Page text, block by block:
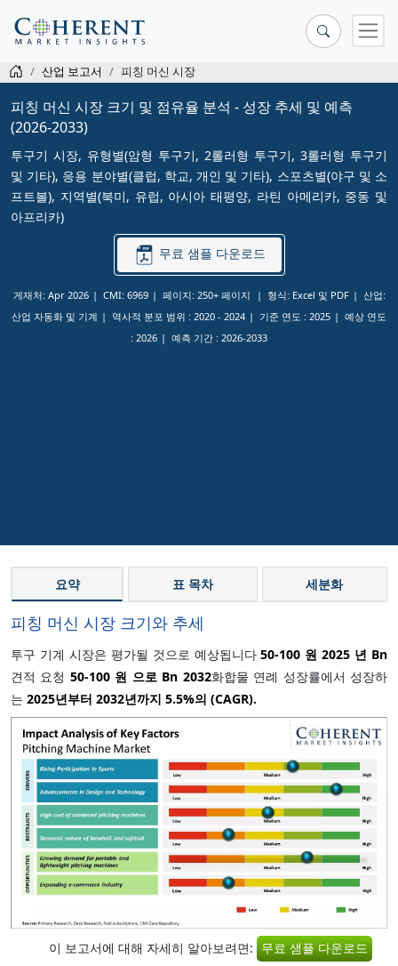
산업 보고서 피칭 머신 시장
피칭 머신 시장 크기 및 점유율 분석 - 성장 추세 및 예측
(2026-2033)
투구기 시장, 유형별(암형 투구기, 2롤러형 투구기, 3롤러형 투구기
및 기타), 응용 분야별(클럽, 학교, 개인 및 기타), 스포츠별(야구 및 소
프트볼), 지역별(북미, 유럽, 아시아 태평양, 라틴 아메리카, 중동 및
아프리카)
무료 샘플 다운로드
게재처: Apr 2026 CMI: 6969 페이지: 250+ 페이지 형식: Excel 및 PDF
산업:
산업 자동화 및 기계
역사적 분포 범위 : 2020 - 2024 기준 연도 : 2025
예상 연도
: 2026 예측 기간 : 2026-2033
요약 표 목차 세분화
피칭 머신 시장 크기와 추세
투구 기계 시장은 평가될 것으로 예상됩니다50-100 원 2025 년 Bn
견적 요청 50-100 원 으로 Bn 2032화합물 연례 성장률에서 성장하
는 2025년부터 2032년까지 5.5%의 (CAGR).
이 보고서에 대해 자세히 알아보려면: 무료 샘플 다운로드